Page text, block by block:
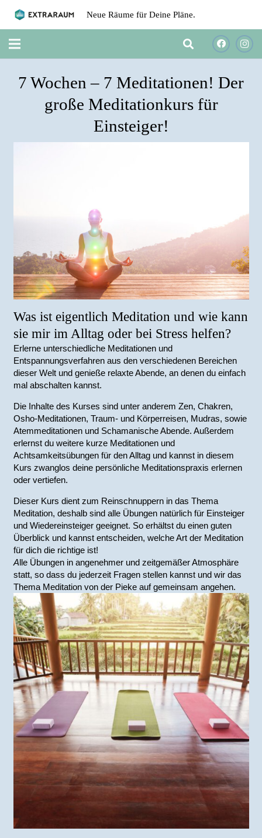
Neue Räume für Deine Pläne.
7 Wochen – 7 Meditationen! Der
große Meditationkurs für
Einsteiger!
Was ist eigentlich Meditation und wie kann
sie mir im Alltag oder bei Stress helfen?
Erlerne unterschiedliche Meditationen und
Entspannungsverfahren aus den verschiedenen Bereichen
dieser Welt und genieße relaxte Abende, an denen du einfach
mal abschalten kannst.
Die Inhalte des Kurses sind unter anderem Zen, Chakren,
Osho-Meditationen, Traum- und Körperreisen, Mudras, sowie
Atemmeditationen und Schamanische Abende. Außerdem
erlernst du weitere kurze Meditationen und
Achtsamkeitsübungen für den Alltag und kannst in diesem
Kurs zwanglos deine persönliche Meditationspraxis erlernen
oder vertiefen.
Dieser Kurs dient zum Reinschnuppern in das Thema
Meditation, deshalb sind alle Übungen natürlich für Einsteiger
und Wiedereinsteiger geeignet. So erhältst du einen guten
Überblick und kannst entscheiden, welche Art der Meditation
für dich die richtige ist!
Alle Übungen in angenehmer und zeitgemäßer Atmosphäre
statt, so dass du jederzeit Fragen stellen kannst und wir das
Thema Meditation von der Pieke auf gemeinsam angehen.